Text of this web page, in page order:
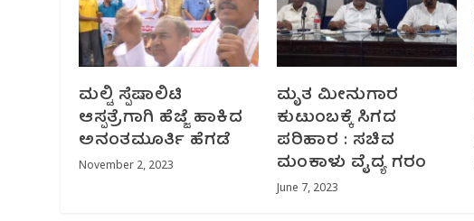
ಮಲ್ಟಿ ಸ್ಪೆಷಾಲಿಟಿ
ಆಸ್ಪತ್ರೆಗಾಗಿ ಹೆಜ್ಜೆ ಹಾಕಿದ
ಅನಂತಮೂರ್ತಿ ಹೆಗಡೆ
November 2, 2023
ಮೃತ ಮೀನುಗಾರ
ಕುಟುಂಬಕ್ಕೆ ಸಿಗದ
ಪರಿಹಾರ : ಸಚಿವ
ಮಂಕಾಳು ವೈದ್ಯ ಗರಂ
June 7, 2023